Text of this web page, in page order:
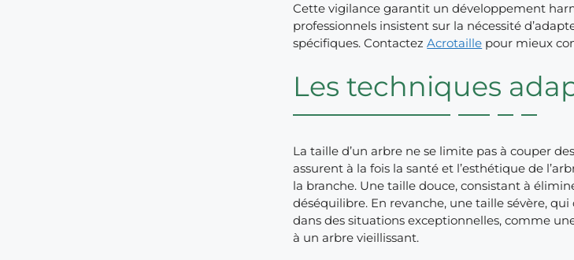
Cette vigilance garantit un développement
professionnels insistent sur la nécessité
spécifiques. ContactezAcrotaille pour mieux
Les techniques
La taille d’un arbre ne se limite pas à couper
assurent à la fois la santé et l’esthétique de
la branche. Une taille douce, consistant à
déséquilibre. En revanche, une taille sévère,
dans des situations exceptionnelles, comme
à un arbre vieillissant.